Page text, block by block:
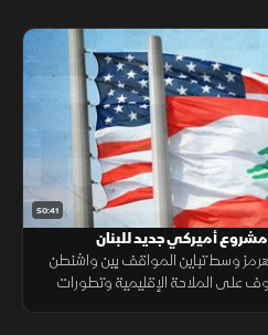
50:41
أميركي جديد للبنان
وسط تباين المواقف بين واشنطن
على الملاحة الإقليمية وتطورات